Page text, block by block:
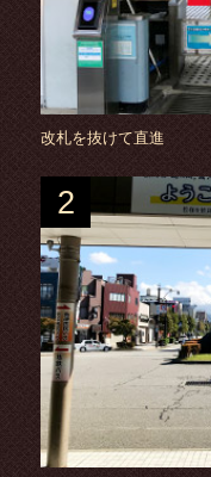
改札を抜けて直進
2